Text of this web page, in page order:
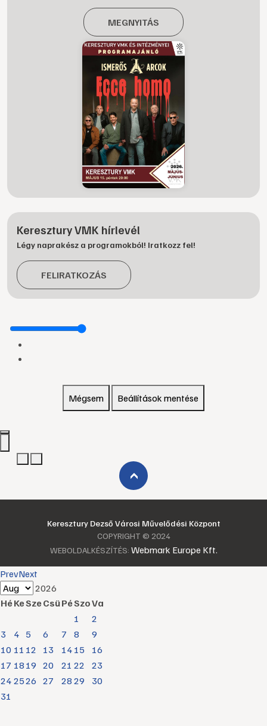
MEGNYITÁS
Keresztury VMK hírlevél
Légy naprakész a programokból! Iratkozz fel!
FELIRATKOZÁS
Mégsem Beállítások mentése
›
Keresztury Dezső Városi Művelődési Központ
COPYRIGHT © 2024
WEBOLDALKÉSZÍTÉS: Webmark Europe Kft.
PrevNext
2026
HéKeSzeCsüPéSzoVa
1
2
3
4 5 6 7 8
9
10 11 12 13 14 15
16
17 18 19 20 21 22
23
24 2526 27 28 29
30
31